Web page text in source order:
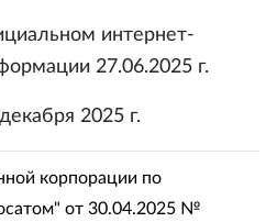
интернет-
27.06.2025 г.
2025 г.
корпорации по
от 30.04.2025 №